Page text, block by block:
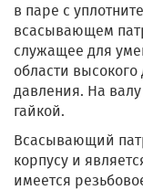
в паре с
всасывающем
служащее для
области высокого
давления. На
гайкой.
Всасывающий
корпусу и
имеется